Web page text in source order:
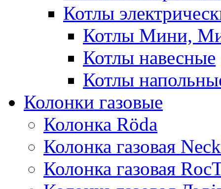
Котлы
Котлы Мини,
Котлы навесные
Котлы
Колонки газовые
Колонка Rӧda
Колонка газовая
Колонка газовая